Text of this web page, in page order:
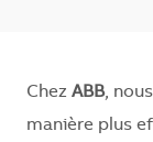
Chez ABB,
manière plus